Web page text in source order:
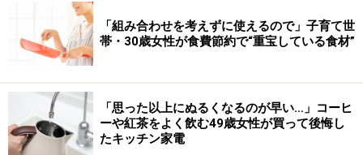
人それぞれリスクの量も種類も違い、保険に対していく
らお金を使えるのか？という家計状況も違ってきます。
しかし、どんな状況でも保険と上手に付き合っていく為
お伝えします。
「組み合わせを考えずに使えるので」子育て世
帯・30歳女性が食費節約で“重宝している食材”
「思った以上にぬるくなるのが早い…」コーヒ
ーや紅茶をよく飲む49歳女性が買って後悔し
たキッチン家電